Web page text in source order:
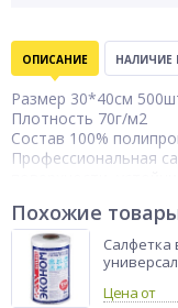
ОПИСАНИЕ НАЛИЧИЕ
Размер 30*40см
Плотность 70г/м2
Состав 100%
Профессиональная
Подходит для
Сферы применения:
химическая
Похожие
Салфетка
Цена от